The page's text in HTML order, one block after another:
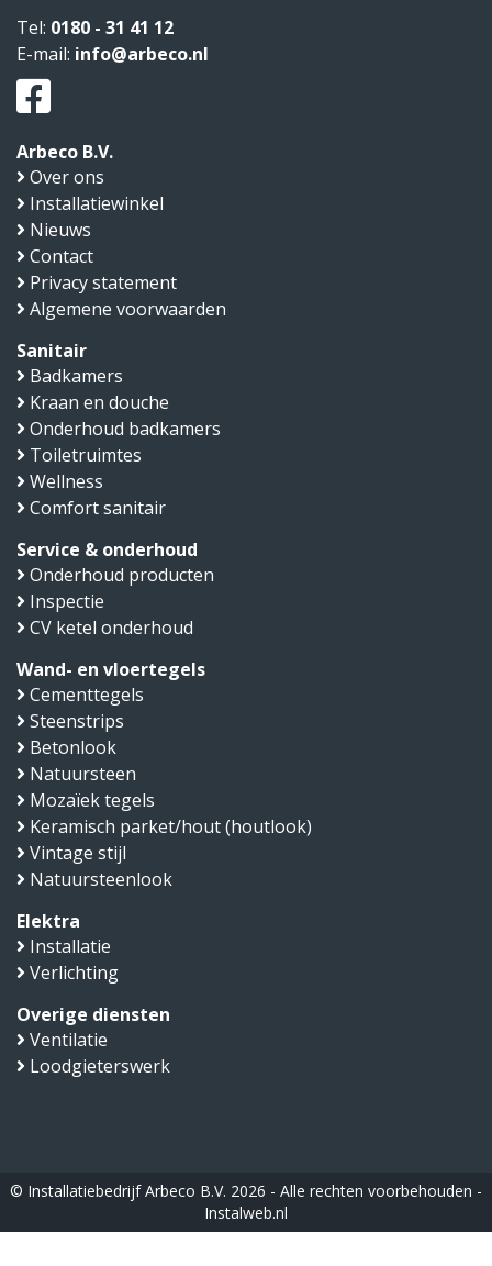
Tel: 0180 - 31 41 12
E-mail: info@arbeco.nl
Arbeco B.V.
Over ons
Installatiewinkel
Nieuws
Contact
Privacy statement
Algemene voorwaarden
Sanitair
Badkamers
Kraan en douche
Onderhoud badkamers
Toiletruimtes
Wellness
Comfort sanitair
Service & onderhoud
Onderhoud producten
Inspectie
CV ketel onderhoud
Wand- en vloertegels
Cementtegels
Steenstrips
Betonlook
Natuursteen
Mozaïek tegels
Keramisch parket/hout (houtlook)
Vintage stijl
Natuursteenlook
Elektra
Installatie
Verlichting
Overige diensten
Ventilatie
Loodgieterswerk
© Installatiebedrijf Arbeco B.V. 2026 - Alle rechten voorbehouden -
Instalweb.nl